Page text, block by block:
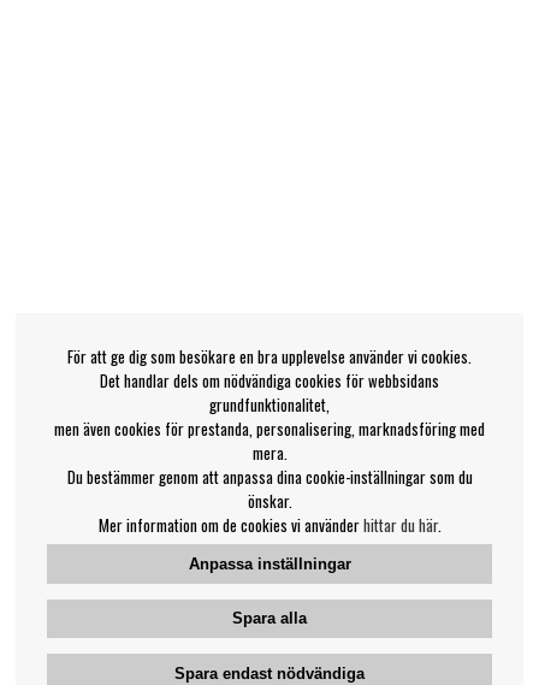
För att ge dig som besökare en bra upplevelse använder vi cookies.
Det handlar dels om nödvändiga cookies för webbsidans
grundfunktionalitet,
men även cookies för prestanda, personalisering, marknadsföring med
mera.
Du bestämmer genom att anpassa dina cookie-inställningar som du
önskar.
Mer information om de cookies vi använderhittar du här.
Anpassa inställningar
Spara alla
Spara endast nödvändiga